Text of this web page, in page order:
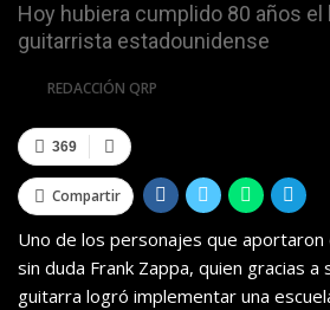
Hoy hubiera cumplido 80 años el
guitarrista estadounidense
REDACCIÓN QRP
369
Compartir
Uno de los personajes que aportaron
sin duda Frank Zappa, quien gracias a
guitarra logró implementar una